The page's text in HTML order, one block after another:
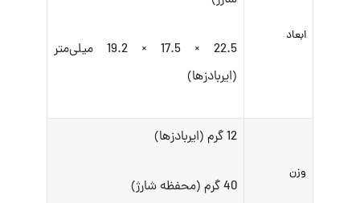
ابعاد
22.5 × 17.5 × 19.2 میلی‌‌متر
(ایربادزها)
وزن
12 گرم (ایربادزها)
40 گرم (محفظه شارژ)